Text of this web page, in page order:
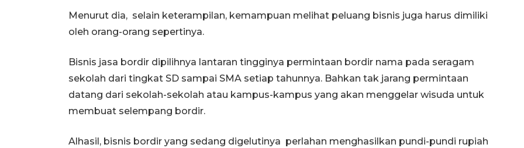
Menurut dia, selain keterampilan, kemampuan melihat peluang bisnis juga harus dimiliki
oleh orang-orang sepertinya.
Bisnis jasa bordir dipilihnya lantaran tingginya permintaan bordir nama pada seragam
sekolah dari tingkat SD sampai SMA setiap tahunnya. Bahkan tak jarang permintaan
datang dari sekolah-sekolah atau kampus-kampus yang akan menggelar wisuda untuk
membuat selempang bordir.
Alhasil, bisnis bordir yang sedang digelutinya perlahan menghasilkan pundi-pundi rupiah